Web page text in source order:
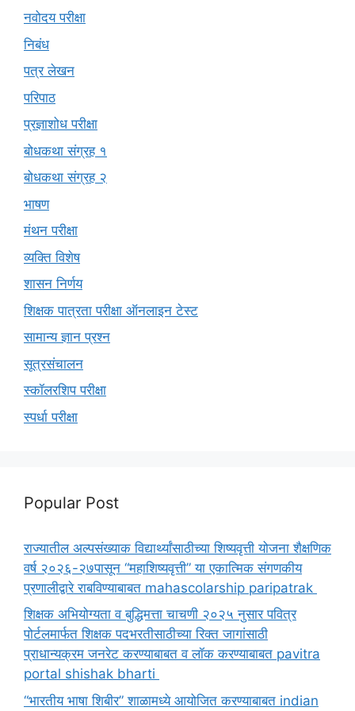
नवोदय परीक्षा
निबंध
पत्र लेखन
परिपाठ
प्रज्ञाशोध परीक्षा
बोधकथा संग्रह १
बोधकथा संग्रह २
भाषण
मंथन परीक्षा
व्यक्ति विशेष
शासन निर्णय
शिक्षक पात्रता परीक्षा ऑनलाइन टेस्ट
सामान्य ज्ञान प्रश्न
सूत्रसंचालन
स्कॉलरशिप परीक्षा
स्पर्धा परीक्षा
Popular Post
राज्यातील अल्पसंख्याक विद्यार्थ्यांसाठीच्या शिष्यवृत्ती योजना शैक्षणिक
वर्ष २०२६-२७पासून “महाशिष्यवृत्ती” या एकात्मिक संगणकीय
प्रणालीद्वारे राबविण्याबाबत mahascolarship paripatrak
शिक्षक अभियोग्यता व बुद्धिमत्ता चाचणी २०२५ नुसार पवित्र
पोर्टलमार्फत शिक्षक पदभरतीसाठीच्या रिक्त जागांसाठी
प्राधान्यक्रम जनरेट करण्याबाबत व लॉक करण्याबाबत pavitra
portal shishak bharti
“भारतीय भाषा शिबीर” शाळामध्ये आयोजित करण्याबाबत indian